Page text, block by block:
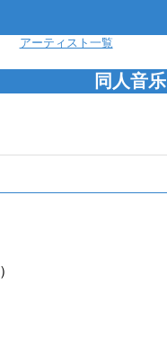
アーティスト一覧
同人音乐
）